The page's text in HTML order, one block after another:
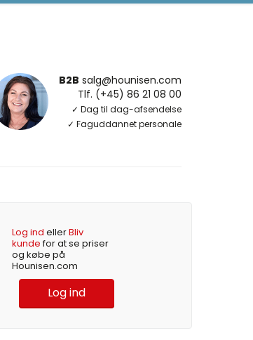
B2B salg@hounisen.com
Tlf. (+45) 86 21 08 00
✓ Dag til dag-afsendelse
✓ Faguddannet personale
Log ind ellerBliv
kundefor at se priser
og købe på
Hounisen.com
Log ind